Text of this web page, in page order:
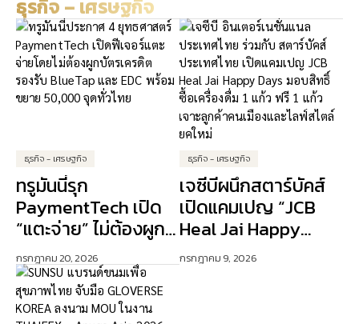
ธุรกิจ – เศรษฐกิจ
ธุรกิจ - เศรษฐกิจ
ทรูมันนี่รุก
PaymentTech เปิด
“แตะจ่าย” ไม่ต้องผูก
บัตรเครดิต ปักธง AI
ขับเคลื่อนการเงิน
ดิจิทัล
กรกฎาคม 20, 2026
ธุรกิจ - เศรษฐกิจ
เจซีบีผนึกสตาร์บัคส์
เปิดแคมเปญ “JCB
Heal Jai Happy
Days” ดัน Lifestyle
Experience เจาะ
กรกฎาคม 9, 2026